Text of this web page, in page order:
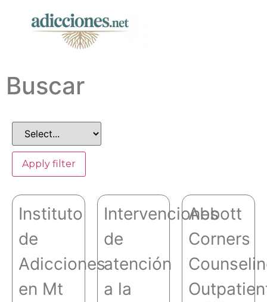
Buscar
Apply filter
Instituto
de
Adicciones
en Mt
Intervenciones
de
atención
a la
Abbott
Corners